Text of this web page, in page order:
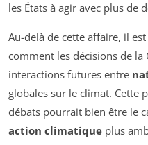
les États à agir avec plus de
Au-delà de cette affaire, il
comment les décisions de la
interactions futures entre
globales sur le climat. Cette
débats pourrait bien être le
action climatique plus